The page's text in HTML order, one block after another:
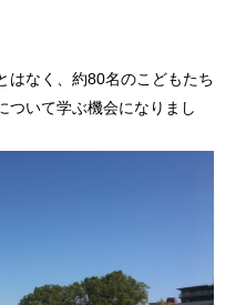
はなく、約80名のこどもたち
ついて学ぶ機会になりまし